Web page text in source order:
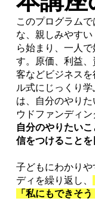
このプログラム
な、親しみやす
ら始まり、一人
す。原価、利益
客などビジネス
ル式にじっくり
は、自分のやり
ウドファンディン
自分のやりたい
信をつけることを
子どもにわかり
ディを繰り返し、
「私にもできそう